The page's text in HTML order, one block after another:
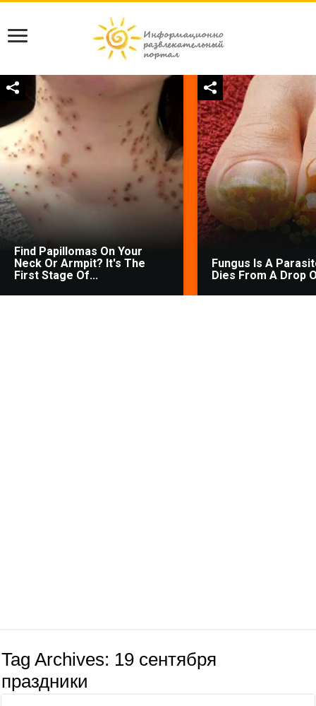
Find Papillomas On Your
Neck Or Armpit? It's The
First Stage Of...
Fungus Is A
Dies From A Drop
Tag Archives: 19 сентября
праздники